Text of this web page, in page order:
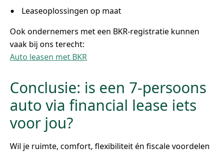
Leaseoplossingen op maat
Ook ondernemers met een BKR-registratie kunnen
vaak bij ons terecht:
Auto leasen met BKR
Conclusie: is een 7-persoons
auto via financial lease iets
voor jou?
Wil je ruimte, comfort, flexibiliteit én fiscale voordelen